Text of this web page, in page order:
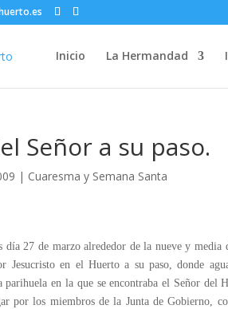
Inicio La Hermandad
Señor a su paso.
| Cuaresma y Semana Santa
27 de marzo alrededor de la nueve y media
Jesucristo en el Huerto a su paso, donde
parihuela en la que se encontraba el Señor
por los miembros de la Junta de Gobierno,